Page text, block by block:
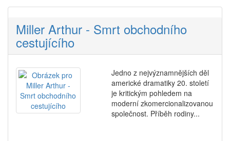
Miller Arthur - Smrt obchodního
cestujícího
Jedno z nejvýznamnějších děl
americké dramatiky 20. století
je kritickým pohledem na
moderní zkomercionalizovanou
společnost. Příběh rodiny...